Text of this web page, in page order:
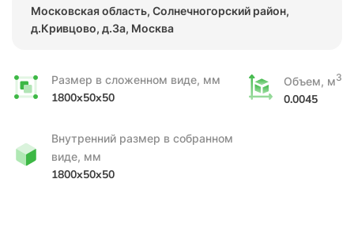
Московская область, Солнечногорский район,
д.Кривцово, д.3а, Москва
Размер в сложенном виде, мм
1800x50x50
Объем, м3
0.0045
Внутренний размер в собранном
виде, мм
1800x50x50